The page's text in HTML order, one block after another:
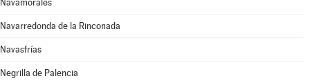
Navamorales
Navarredonda de la Rinconada
Navasfrías
Negrilla de Palencia